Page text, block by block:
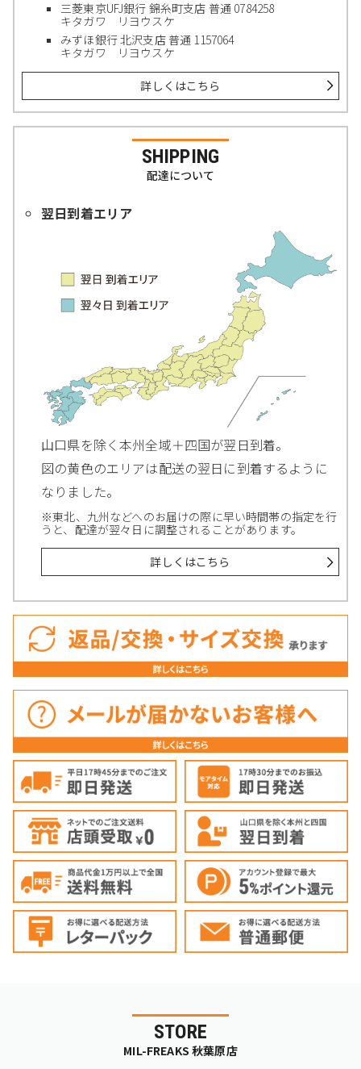
三菱東京UFJ銀行 錦糸町支店 普通 0784258
キタガワ リヨウスケ
みずほ銀行 北沢支店 普通 1157064
キタガワ リヨウスケ
詳しくはこちら
SHIPPING
配達について
翌日到着エリア
山口県を除く本州全域＋四国が翌日到着。
図の黄色のエリアは配送の翌日に到着するように
なりました。
※東北、九州などへのお届けの際に早い時間帯の指定を行
うと、配達が翌々日に調整されることがあります。
詳しくはこちら
STORE
MIL-FREAKS 秋葉原店